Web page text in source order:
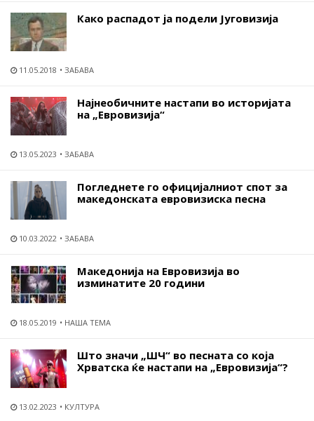
Како распадот ја подели Југовизија
11.05.2018 ЗАБАВА
Најнеобичните настапи во историјата
на „Евровизија“
13.05.2023 ЗАБАВА
Погледнете го официјалниот спот за
македонската евровизиска песна
10.03.2022 ЗАБАВА
Македонија на Евровизија во
изминатите 20 години
18.05.2019 НАША ТЕМА
Што значи „ШЧ“ во песната со која
Хрватска ќе настапи на „Евровизија“?
13.02.2023 КУЛТУРА